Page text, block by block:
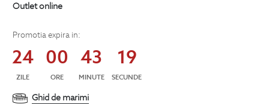
Outlet online
Promotia expira in:
24
ZILE
00
ORE
43
MINUTE
18
SECUNDE
Ghid de marimi